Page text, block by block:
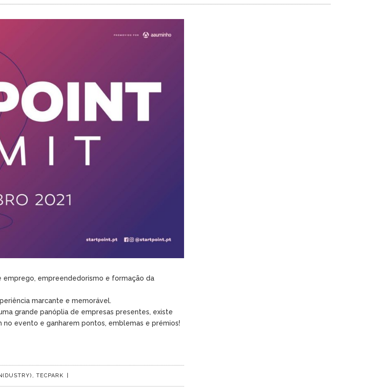
emprego, empreendedorismo e formação da
marcante e memorável.
grande panóplia de empresas presentes, existe
no evento e ganharem pontos, emblemas e prémios!
TECPARK